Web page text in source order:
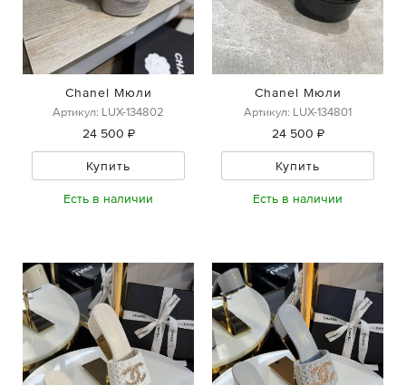
Chanel Мюли
Артикул: LUX-134802
24 500 ₽
Купить
Есть в наличии
Chanel Мюли
Артикул: LUX-134801
24 500 ₽
Купить
Есть в наличии